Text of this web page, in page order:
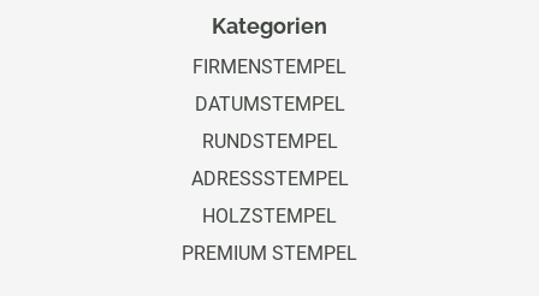
Kategorien
FIRMENSTEMPEL
DATUMSTEMPEL
RUNDSTEMPEL
ADRESSSTEMPEL
HOLZSTEMPEL
PREMIUM STEMPEL